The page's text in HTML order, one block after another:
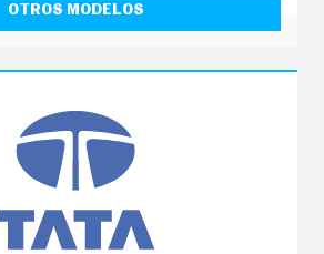
OTROS MODELOS